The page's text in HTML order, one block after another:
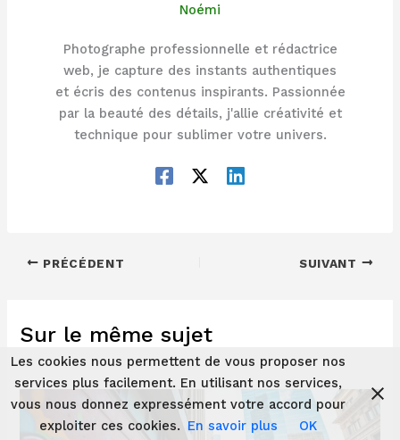
Noémi
Photographe professionnelle et rédactrice
web, je capture des instants authentiques
et écris des contenus inspirants. Passionnée
par la beauté des détails, j'allie créativité et
technique pour sublimer votre univers.
PRÉCÉDENT SUIVANT
Sur le même sujet
Les cookies nous permettent de vous proposer nos
services plus facilement. En utilisant nos services,
vous nous donnez expressément votre accord pour
exploiter ces cookies. En savoir plus OK